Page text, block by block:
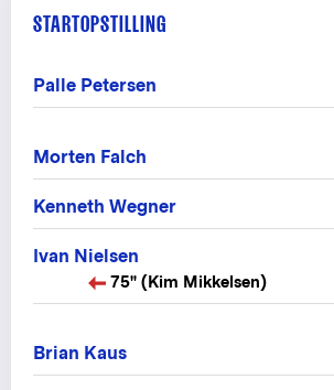
STARTOPSTILLING
Palle Petersen
Morten Falch
Kenneth Wegner
Ivan Nielsen
75" (Kim Mikkelsen)
Brian Kaus